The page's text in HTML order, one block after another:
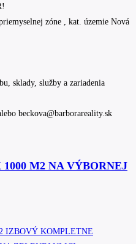
zóne , kat. územie Nová
sklady, služby a zariadenia
beckova@barborareality.sk
M2 NA VÝBORNEJ